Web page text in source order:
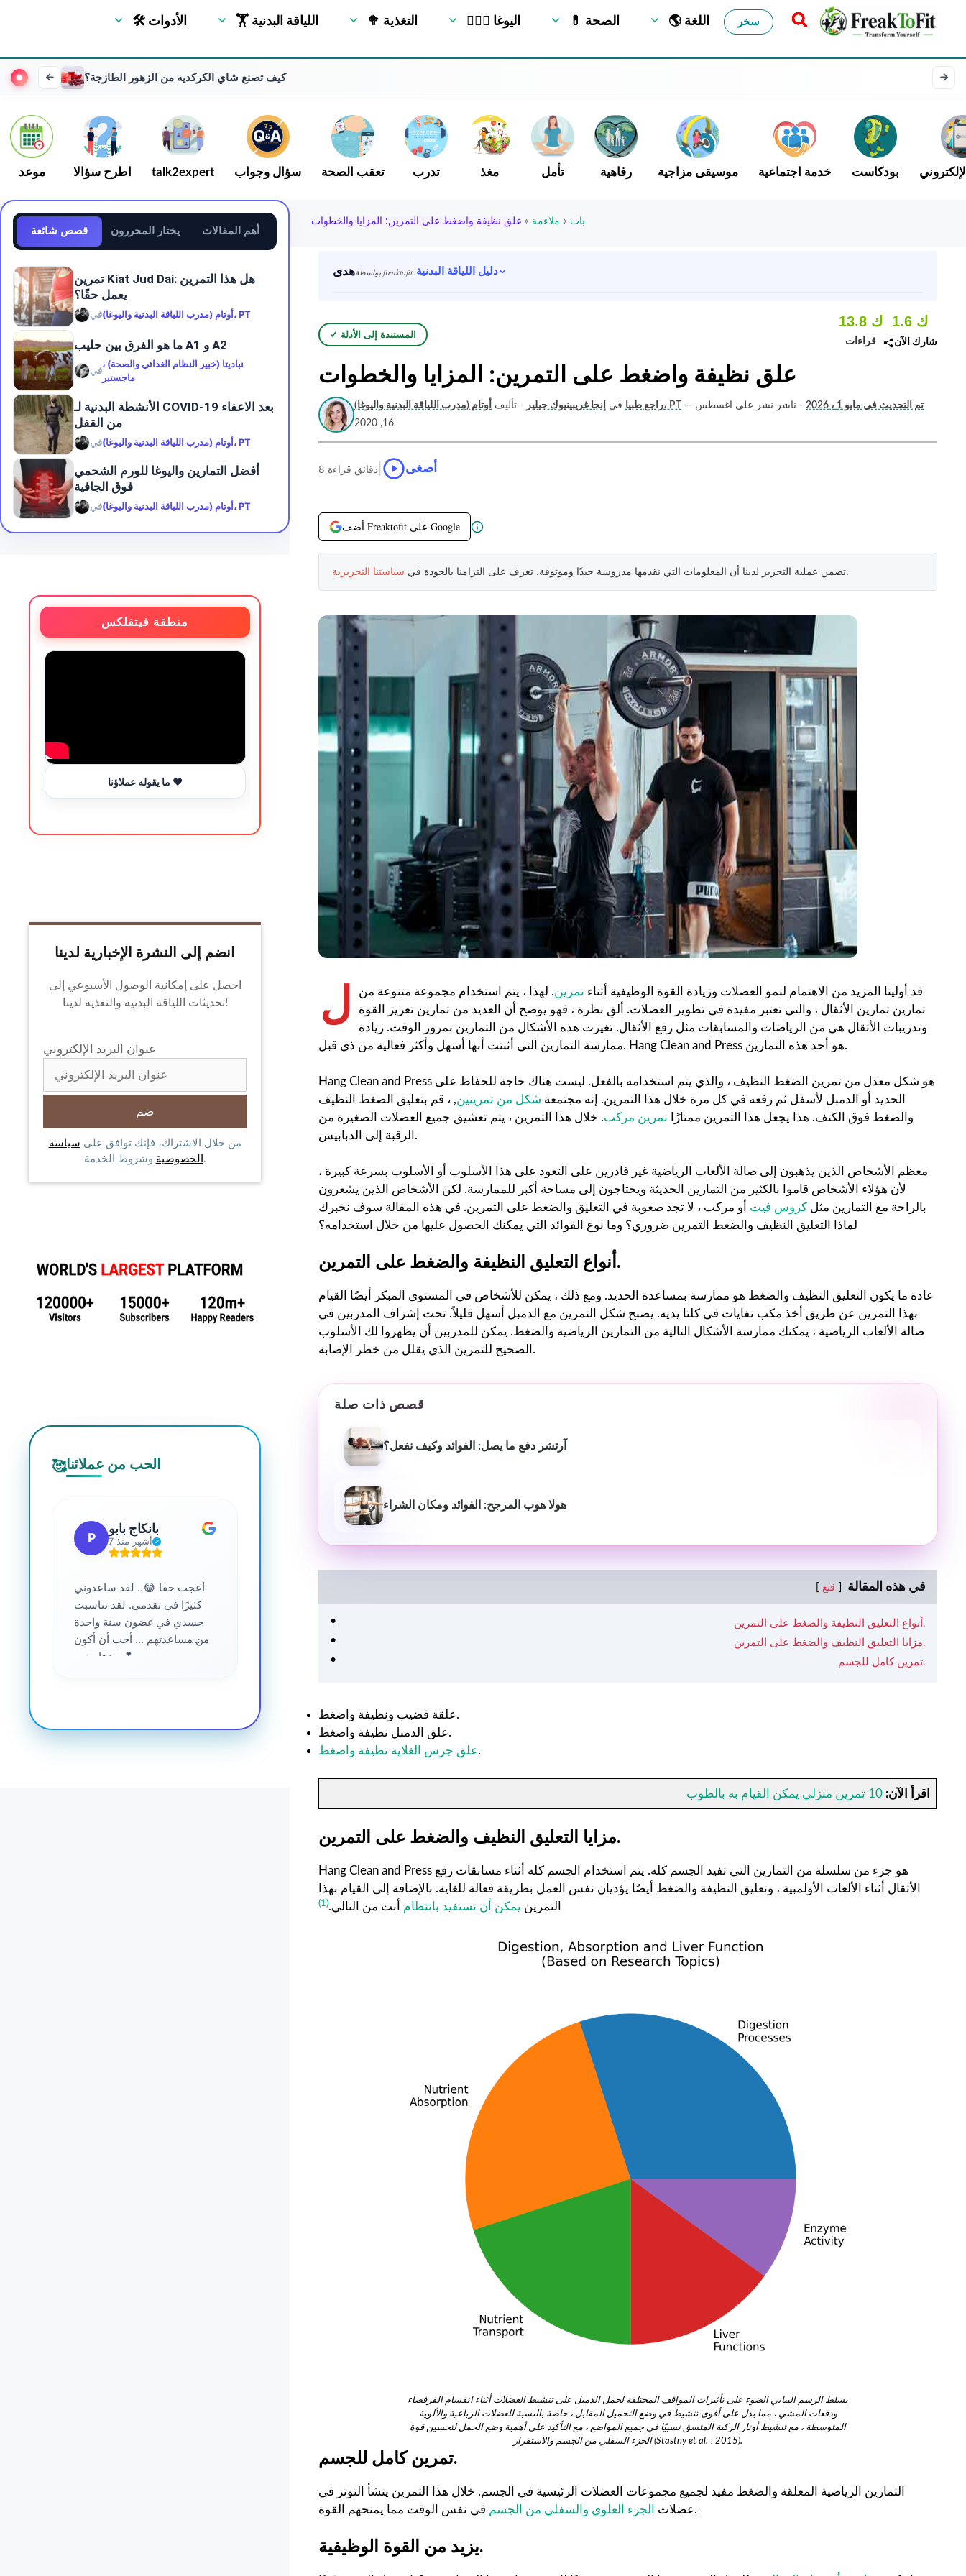
🛠 الأدوات 🏋 اللياقة البدنية 🥦 التغذية 🧘🏻‍♂️ اليوغا 💊 الصحة 🌎 اللغة سخر
كيف تصنع شاي الكركديه من الزهور الطازجة؟
موعد اطرح سؤالا talk2expert سؤال وجواب تعقب الصحة تدرب مغذ تأمل رفاهية موسيقى مزاجية خدمة اجتماعية بودكاست
بات » ملاءمة » علق نظيفة واضغط على التمرين: المزايا والخطوات
هدى بواسطة freaktofit دليل اللياقة البدنية
✓ المستندة إلى الأدلة
13.8 ك
قراءات
1.6 ك
شارك الآن
علق نظيفة واضغط على التمرين: المزايا والخطوات
راجع طبيا في إنجا غريبينيوك جيلير - تأليف أوتام (مدرب اللياقة البدنية واليوغا)، PT — تم التحديث في مايو 1 ، 2026
- ناشر نشر على اغسطس
16, 2020
8 دقائق قراءة أصغى
أضف Freaktofit على Google
تضمن عملية التحرير لدينا أن المعلومات التي نقدمها مدروسة جيدًا وموثوقة. تعرف على التزامنا بالجودة في سياستنا التحريرية
ل قد أولينا المزيد من الاهتمام لنمو العضلات وزيادة القوة الوظيفية أثناء تمرين. لهذا ، يتم استخدام مجموعة متنوعة من
تمارين تمارين الأثقال ، والتي تعتبر مفيدة في تطوير العضلات. ألقِ نظرة ، فهو يوضح أن العديد من تمارين تعزيز القوة
وتدريبات الأثقال هي من الرياضات والمسابقات مثل رفع الأثقال. تغيرت هذه الأشكال من التمارين بمرور الوقت. زيادة
ممارسة التمارين التي أثبتت أنها أسهل وأكثر فعالية من ذي قبل. Hang Clean and Press هو أحد هذه التمارين.
Hang Clean and Press هو شكل معدل من تمرين الضغط النظيف ، والذي يتم استخدامه بالفعل. ليست هناك حاجة للحفاظ على
الحديد أو الدمبل لأسفل ثم رفعه في كل مرة خلال هذا التمرين. إنه مجتمعة شكل من تمرينين, ، قم بتعليق الضغط النظيف
والضغط فوق الكتف. هذا يجعل هذا التمرين ممتازًا تمرين مركب. خلال هذا التمرين ، يتم تعشيق جميع العضلات الصغيرة من
الرقبة إلى الدبابيس.
معظم الأشخاص الذين يذهبون إلى صالة الألعاب الرياضية غير قادرين على التعود على هذا الأسلوب أو الأسلوب بسرعة كبيرة ،
لأن هؤلاء الأشخاص قاموا بالكثير من التمارين الحديثة ويحتاجون إلى مساحة أكبر للممارسة. لكن الأشخاص الذين يشعرون
بالراحة مع التمارين مثل كروس فيت أو مركب ، لا تجد صعوبة في التعليق والضغط على التمرين. في هذه المقالة سوف نخبرك
لماذا التعليق النظيف والضغط التمرين ضروري؟ وما نوع الفوائد التي يمكنك الحصول عليها من خلال استخدامه؟
أنواع التعليق النظيفة والضغط على التمرين.
عادة ما يكون التعليق النظيف والضغط هو ممارسة بمساعدة الحديد. ومع ذلك ، يمكن للأشخاص في المستوى المبكر أيضًا القيام
بهذا التمرين عن طريق أخذ مكب نفايات في كلتا يديه. يصبح شكل التمرين مع الدمبل أسهل قليلاً. تحت إشراف المدربين في
صالة الألعاب الرياضية ، يمكنك ممارسة الأشكال التالية من التمارين الرياضية والضغط. يمكن للمدربين أن يظهروا لك الأسلوب
الصحيح للتمرين الذي يقلل من خطر الإصابة.
قصص ذات صلة
آرتشر دفع ما يصل: الفوائد وكيف نفعل؟
هولا هوب المرجح: الفوائد ومكان الشراء
في هذه المقالة قنع
أنواع التعليق النظيفة والضغط على التمرين.
مزايا التعليق النظيف والضغط على التمرين.
تمرين كامل للجسم.
علقة قضيب ونظيفة واضغط.
علق الدمبل نظيفة واضغط.
علق جرس الغلاية نظيفة واضغط.
اقرأ الآن: 10 تمرين منزلي يمكن القيام به بالطوب
مزايا التعليق النظيف والضغط على التمرين.
Hang Clean and Press هو جزء من سلسلة من التمارين التي تفيد الجسم كله. يتم استخدام الجسم كله أثناء مسابقات رفع
الأثقال أثناء الألعاب الأولمبية ، وتعليق النظيفة والضغط أيضًا يؤديان نفس العمل بطريقة فعالة للغاية. بالإضافة إلى القيام بهذا
التمرين يمكن أن تستفيد بانتظام أنت من التالي.(1)
يسلط الرسم البياني الضوء على تأثيرات المواقف المختلفة لحمل الدمبل على تنشيط العضلات أثناء انقسام القرفصاء
ودفعات المشي ، مما يدل على أقوى تنشيط في وضع التحميل المقابل ، خاصة بالنسبة للعضلات الرباعية والألوية
المتوسطة ، مع تنشيط أوتار الركبة المتسق نسبيًا في جميع المواضع ، مع التأكيد على أهمية وضع الحمل لتحسين قوة
الجزء السفلي من الجسم والاستقرار (Stastny et al. ، 2015).
تمرين كامل للجسم.
التمارين الرياضية المعلقة والضغط مفيد لجميع مجموعات العضلات الرئيسية في الجسم. خلال هذا التمرين ينشأ التوتر في
عضلات
الجزء العلوي والسفلي من الجسم في نفس الوقت مما يمنحهم القوة.
يزيد من القوة الوظيفية.
قصص شائعة يختار المحررون أهم المقالات
تمرين Kiat Jud Dai: هل هذا التمرين
يعمل حقًا؟
في أوتام (مدرب اللياقة البدنية واليوغا)، PT
ما هو الفرق بين حليب A1 و A2
في
نباديتا (خبير النظام الغذائي والصحة) ،
ماجستير
الأنشطة البدنية لـ COVID-19 بعد الاعفاء
من القفل
في أوتام (مدرب اللياقة البدنية واليوغا)، PT
أفضل التمارين واليوغا للورم الشحمي
فوق الجافية
في أوتام (مدرب اللياقة البدنية واليوغا)، PT
منطقة فيتفلكس
ما يقوله عملاؤنا ❤️ مايك تايسون دفع ما يصل 💪 تمارين القلب أو الوزن 🌙
انضم إلى النشرة الإخبارية لدينا
احصل على إمكانية الوصول الأسبوعي إلى
تحديثات اللياقة البدنية والتغذية لدينا!
عنوان البريد الإلكتروني
من خلال الاشتراك، فإنك توافق على سياسة
الخصوصية وشروط الخدمة.
🥰الحب من عملائنا
P
بانكاج بابو
7 أشهر منذ
أعجب حقا 😂.. لقد ساعدوني
كثيرًا في تقدمي. لقد تناسبت
جسدي في غضون سنة واحدة
من مساعدتهم ... أحب أن أكون
جزءا منهم 💕
سانجاميش جي
منذ 3 أشهر
البدنية هذا أسلوب حياتي حقًا.